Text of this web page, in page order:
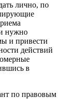
лично, по
нужно
и привести
действий
в